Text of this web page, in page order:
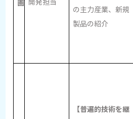
画 開発担当
の主力産業、新規
製品の紹介
【普遍的技術を継